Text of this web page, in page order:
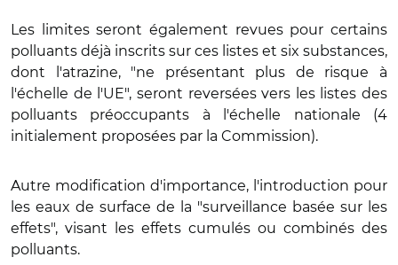
Les limites seront également revues pour certains
polluants déjà inscrits sur ces listes et six substances,
dont l'atrazine, "ne présentant plus de risque à
l'échelle de l'UE", seront reversées vers les listes des
polluants préoccupants à l'échelle nationale (4
initialement proposées par la Commission).
Autre modification d'importance, l'introduction pour
les eaux de surface de la "surveillance basée sur les
effets", visant les effets cumulés ou combinés des
polluants.